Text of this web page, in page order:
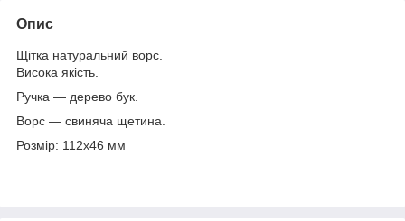
Опис
Щітка натуральний ворс.
Висока якість.
Ручка — дерево бук.
Ворс — свиняча щетина.
Розмір: 112х46 мм